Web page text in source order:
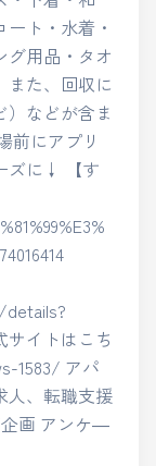
ト・水着・
グ用品・タオ
また、回収に
）などが含ま
前にアプリ
ズに↓ 【す
イトはこち
1583/ アパ
人、転職支援
画 アンケ―